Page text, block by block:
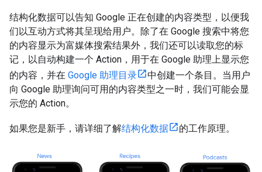
结构化数据可以告知 Google 正在创建的内容类型，以便我
们以互动方式将其呈现给用户。除了在 Google 搜索中将您
的内容显示为富媒体搜索结果外，我们还可以读取您的标
记，以自动构建一个 Action，用于在 Google 助理上显示您
的内容，并在 Google 助理目录
中创建一个条目。当用户
向 Google 助理询问可用的内容类型之一时，我们可能会显
示您的 Action。
如果您是新手，请详细了解结构化数据 的工作原理。